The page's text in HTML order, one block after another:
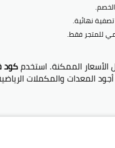
نهائية.
للمتجر فقط.
الممكنة. استخدم
يصل حتى 80% على أجود المعدات والمكملات